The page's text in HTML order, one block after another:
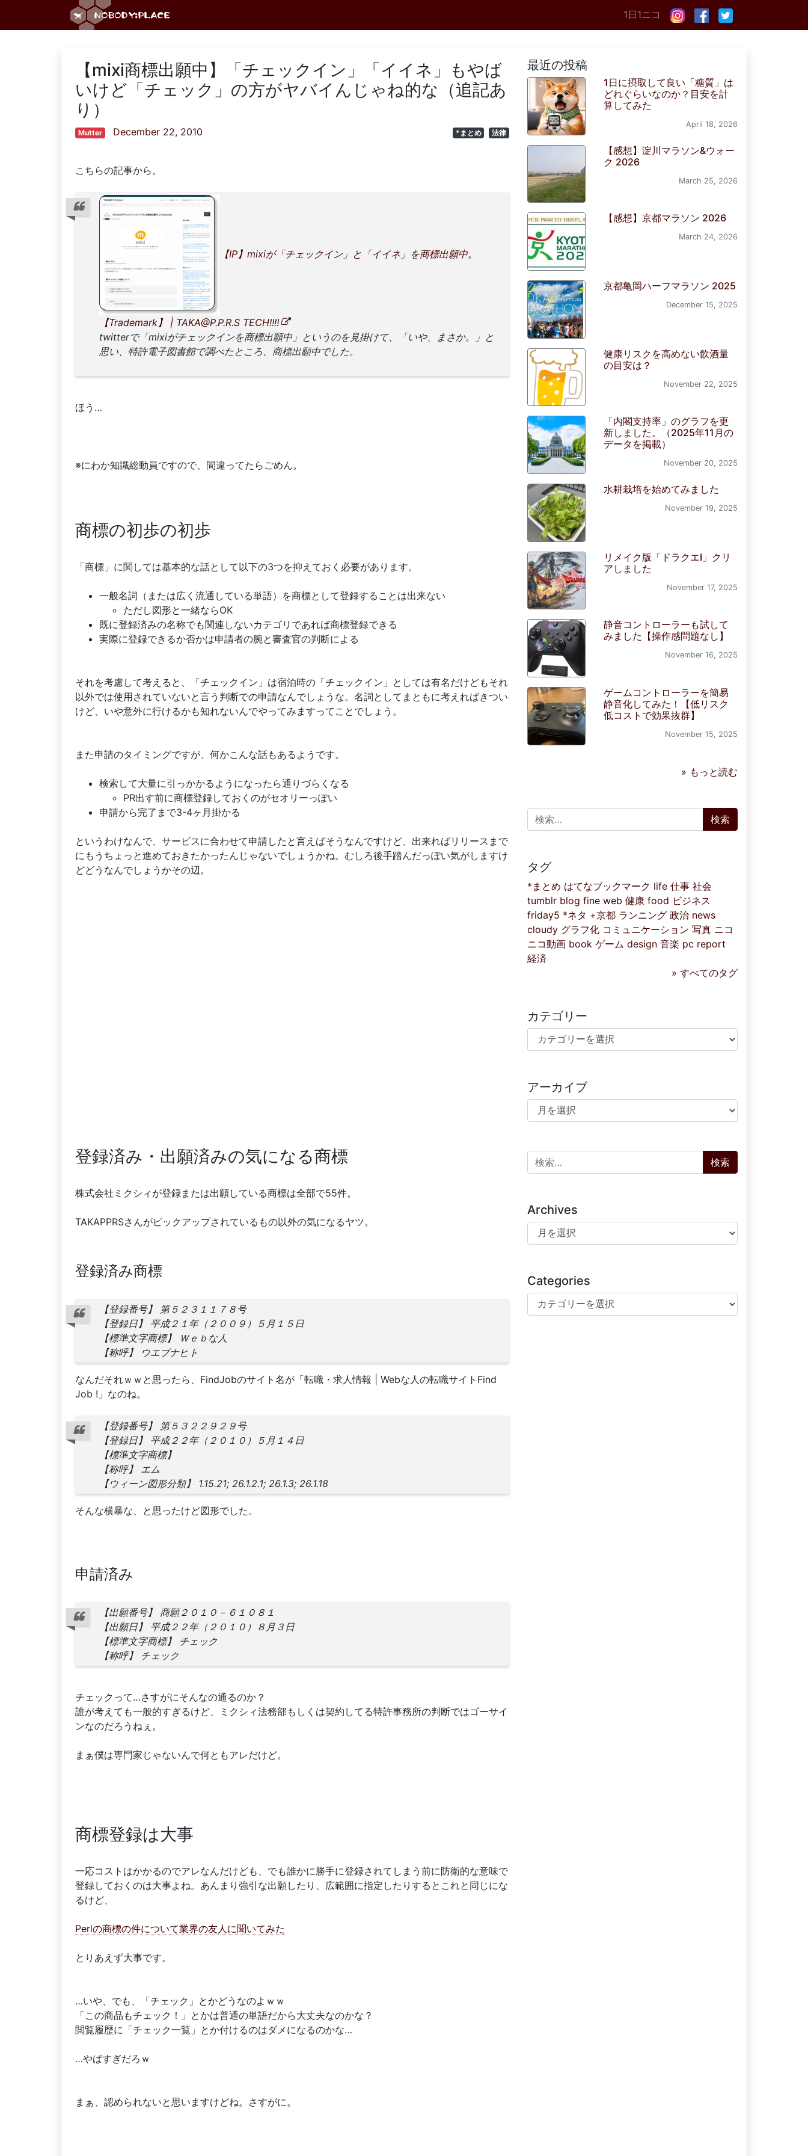
1日1ニコ
【mixi商標出願中】「チェックイン」「イイネ」もやば
いけど「チェック」の方がヤバイんじゃね的な（追記あ
り）
Mutter December 22, 2010 *まとめ 法律
こちらの記事から。
【IP】mixiが「チェックイン」と「イイネ」を商標出願中。
【Trademark】 | TAKA@P.P.R.S TECH!!!!
twitterで「mixiがチェックインを商標出願中」というのを見掛けて、「いや、まさか。」と
思い、特許電子図書館で調べたところ、商標出願中でした。
ほう…
※にわか知識総動員ですので、間違ってたらごめん。
商標の初歩の初歩
「商標」に関しては基本的な話として以下の3つを抑えておく必要があります。
一般名詞（または広く流通している単語）を商標として登録することは出来ない
ただし図形と一緒ならOK
既に登録済みの名称でも関連しないカテゴリであれば商標登録できる
実際に登録できるか否かは申請者の腕と審査官の判断による
それを考慮して考えると、「チェックイン」は宿泊時の「チェックイン」としては有名だけどもそれ
以外では使用されていないと言う判断での申請なんでしょうな。名詞としてまともに考えればきつい
けど、いや意外に行けるかも知れないんでやってみますってことでしょう。
また申請のタイミングですが、何かこんな話もあるようです。
検索して大量に引っかかるようになったら通りづらくなる
PR出す前に商標登録しておくのがセオリーっぽい
申請から完了まで3-4ヶ月掛かる
というわけなんで、サービスに合わせて申請したと言えばそうなんですけど、出来ればリリースまで
にもうちょっと進めておきたかったんじゃないでしょうかね。むしろ後手踏んだっぽい気がしますけ
どどうなんでしょうかその辺。
登録済み・出願済みの気になる商標
株式会社ミクシィが登録または出願している商標は全部で55件。
TAKAPPRSさんがピックアップされているもの以外の気になるヤツ。
登録済み商標
【登録番号】 第５２３１１７８号
【登録日】 平成２１年（２００９）５月１５日
【標準文字商標】 Ｗｅｂな人
【称呼】 ウエブナヒト
なんだそれｗｗと思ったら、FindJobのサイト名が「転職・求人情報 | Webな人の転職サイトFind
Job !」なのね。
【登録番号】 第５３２２９２９号
【登録日】 平成２２年（２０１０）５月１４日
【標準文字商標】
【称呼】 エム
【ウィーン図形分類】 1.15.21; 26.1.2.1; 26.1.3; 26.1.18
そんな横暴な、と思ったけど図形でした。
申請済み
【出願番号】 商願２０１０－６１０８１
【出願日】 平成２２年（２０１０）８月３日
【標準文字商標】 チェック
【称呼】 チェック
チェックって…さすがにそんなの通るのか？
誰が考えても一般的すぎるけど、ミクシィ法務部もしくは契約してる特許事務所の判断ではゴーサイ
ンなのだろうねぇ。
まぁ僕は専門家じゃないんで何ともアレだけど。
商標登録は大事
一応コストはかかるのでアレなんだけども、でも誰かに勝手に登録されてしまう前に防衛的な意味で
登録しておくのは大事よね。あんまり強引な出願したり、広範囲に指定したりするとこれと同じにな
るけど、
Perlの商標の件について業界の友人に聞いてみた
とりあえず大事です。
…いや、でも、「チェック」とかどうなのよｗｗ
「この商品もチェック！」とかは普通の単語だから大丈夫なのかな？
閲覧履歴に「チェック一覧」とか付けるのはダメになるのかな…
…やばすぎだろｗ
まぁ、認められないと思いますけどね。さすがに。
最近の投稿
1日に摂取して良い「糖質」は
どれぐらいなのか？目安を計
算してみた
April 18, 2026
【感想】淀川マラソン&ウォー
ク 2026
March 25, 2026
【感想】京都マラソン 2026
March 24, 2026
京都亀岡ハーフマラソン 2025
December 15, 2025
健康リスクを高めない飲酒量
の目安は？
November 22, 2025
「内閣支持率」のグラフを更
新しました。（2025年11月の
データを掲載）
November 20, 2025
水耕栽培を始めてみました
November 19, 2025
リメイク版「ドラクエI」クリ
アしました
November 17, 2025
静音コントローラーも試して
みました【操作感問題なし】
November 16, 2025
ゲームコントローラーを簡易
静音化してみた！【低リスク
低コストで効果抜群】
November 15, 2025
» もっと読む
検索:
タグ
*まとめ はてなブックマーク life 仕事 社会
tumblr blog fine web 健康 food ビジネス
friday5 *ネタ +京都 ランニング 政治 news
cloudy グラフ化 コミュニケーション 写真 ニコ
ニコ動画 book ゲーム design 音楽 pc report
経済
» すべてのタグ
カテゴリー
カテゴリー
アーカイブ
アーカイブ
検索:
Archives
Archives
Categories
Categories